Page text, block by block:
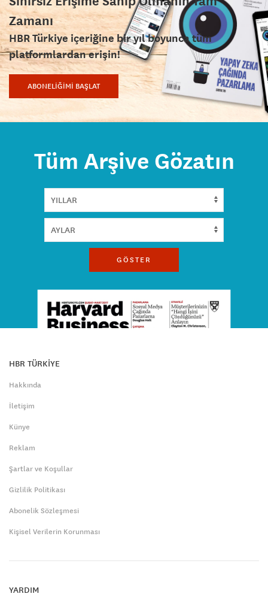
Zamanı
HBR Türkiye içeriğine bir yıl boyunca tüm
platformlardan erişin!
ABONELİĞİMİ BAŞLAT
Tüm Arşive Gözatın
GÖSTER
HBR TÜRKİYE
Hakkında
İletişim
Künye
Reklam
Şartlar ve Koşullar
Gizlilik Politikası
Abonelik Sözleşmesi
Kişisel Verilerin Korunması
YARDIM